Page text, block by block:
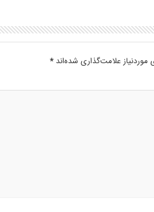
علامت‌گذاری شده‌اند*